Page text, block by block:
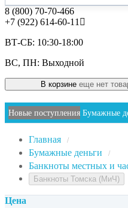
8 (800) 70-70-466
+7 (922) 614-60-11
ВТ-СБ: 10:30-18:00
ВС, ПН: Выходной
В корзине еще нет
Новые поступления Бумажные
Главная /
Бумажные деньги /
Банкноты местных и
Банкноты Томска (МиЧ)
Цена